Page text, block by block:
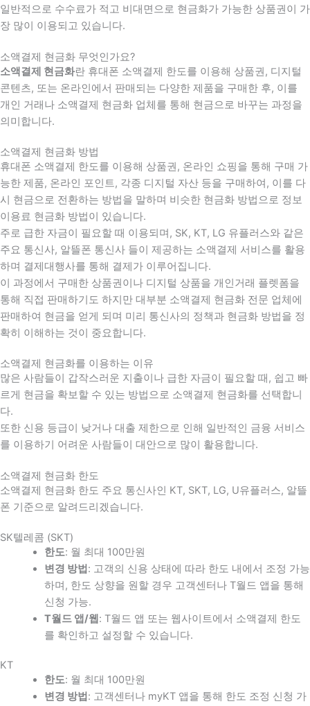
일반적으로 수수료가 적고 비대면으로 현금화가 가능한 상품권이 가
장 많이 이용되고 있습니다.
소액결제 현금화 무엇인가요?
소액결제 현금화란 휴대폰 소액결제 한도를 이용해 상품권, 디지털
콘텐츠, 또는 온라인에서 판매되는 다양한 제품을 구매한 후, 이를
개인 거래나 소액결제 현금화 업체를 통해 현금으로 바꾸는 과정을
의미합니다.
소액결제 현금화 방법
휴대폰 소액결제 한도를 이용해 상품권, 온라인 쇼핑을 통해 구매 가
능한 제품, 온라인 포인트, 각종 디지털 자산 등을 구매하여, 이를 다
시 현금으로 전환하는 방법을 말하며 비슷한 현금화 방법으로 정보
이용료 현금화 방법이 있습니다.
주로 급한 자금이 필요할 때 이용되며, SK, KT, LG 유플러스와 같은
주요 통신사, 알뜰폰 통신사 들이 제공하는 소액결제 서비스를 활용
하며 결제대행사를 통해 결제가 이루어집니다.
이 과정에서 구매한 상품권이나 디지털 상품을 개인거래 플렛폼을
통해 직접 판매하기도 하지만 대부분 소액결제 현금화 전문 업체에
판매하여 현금을 얻게 되며 미리 통신사의 정책과 현금화 방법을 정
확히 이해하는 것이 중요합니다.
소액결제 현금화를 이용하는 이유
많은 사람들이 갑작스러운 지출이나 급한 자금이 필요할 때 , 쉽고 빠
르게 현금을 확보할 수 있는 방법으로 소액결제 현금화를 선택합니
다.
또한 신용 등급이 낮거나 대출 제한으로 인해 일반적인 금융 서비스
를 이용하기 어려운 사람들이 대안으로 많이 활용합니다.
소액결제 현금화 한도
소액결제 현금화 한도 주요 통신사인 KT, SKT, LG, U유플러스, 알뜰
폰 기준으로 알려드리겠습니다.
SK텔레콤 (SKT)
한도: 월 최대 100만원
변경 방법 : 고객의 신용 상태에 따라 한도 내에서 조정 가능
하며, 한도 상향을 원할 경우 고객센터나 T월드 앱을 통해
신청 가능.
T월드 앱/웹 : T월드 앱 또는 웹사이트에서 소액결제 한도
를 확인하고 설정할 수 있습니다.
KT
한도: 월 최대 100만원
변경 방법 : 고객센터나 myKT 앱을 통해 한도 조정 신청 가